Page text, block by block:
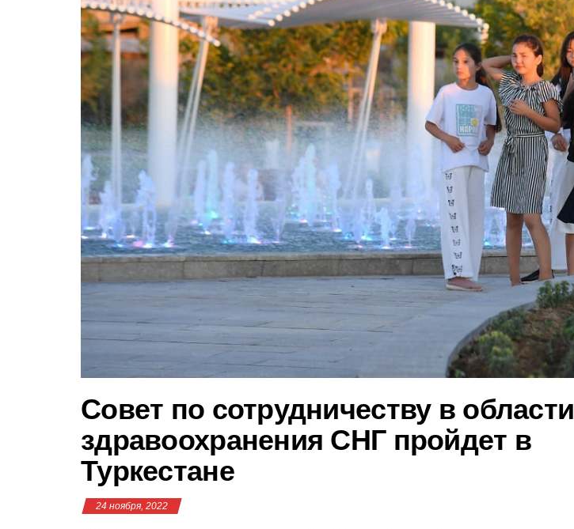
Совет по сотрудничеству в области
здравоохранения СНГ пройдет в
Туркестане
24 ноября, 2022